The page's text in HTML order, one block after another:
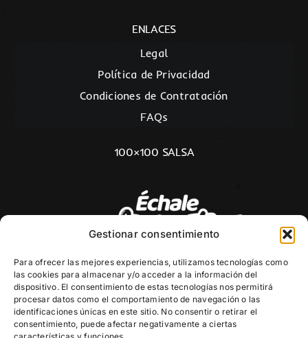
Gestionar consentimiento
Para ofrecer las mejores experiencias, utilizamos tecnologías como
las cookies para almacenar y/o acceder a la información del
dispositivo. El consentimiento de estas tecnologías nos permitirá
procesar datos como el comportamiento de navegación o las
identificaciones únicas en este sitio. No consentir o retirar el
consentimiento, puede afectar negativamente a ciertas
ENLACES
Legal
Política de Privacidad
Condiciones de Contratación
FAQs
100×100 SALSA